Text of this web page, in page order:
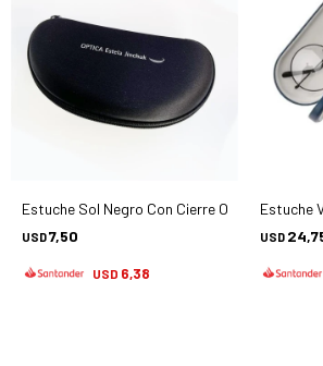
Estuche Sol Negro Con Cierre Optica Estela
USD7,50
USD 6,38
Estuche
USD